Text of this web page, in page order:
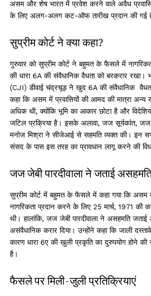
असम और शेष भारत में प्रवेश करने वाले अवैध
के लिए अलग-अलग कट-ऑफ तारीख प्रदान की गई
सुप्रीम कोर्ट ने क्या कहा?
गुरुवार को सुप्रीम कोर्ट ने बहुमत के फैसले में
की धारा 6A की संवैधानिक वैधता को बरकरार रखा।
(CJI) डीवाई चंद्रचूड़ ने खुद 6A की संवैधानिक
कहा कि असम में प्रवासियों की आमद की मात्रा अन्य
अधिक थी, क्योंकि भूमि का आकार छोटा है और
जटिल प्रक्रिया है। इसके अलावा, जज सूर्यकांत,
मनोज मिश्रा ने सीजेआई से सहमति व्यक्त की। इन
संसद के पास इस तरह का प्रावधान लागू करने की
जज जेबी पारदीवाला ने जताई
सुप्रीम कोर्ट में बहुमत के फैसले में कहा गया कि
नागरिकता प्रदान करने के लिए 25 मार्च, 1971 की
थी। हालांकि, जज जेबी पारदीवाला ने असहमति
असंवैधानिक करार दिया। उन्होंने कहा कि जाली
कारण धारा 6ए की खुली प्रकृति का दुरुपयोग होने की
है।
फैसले पर मिली-जुली प्रतिक्रियाएं